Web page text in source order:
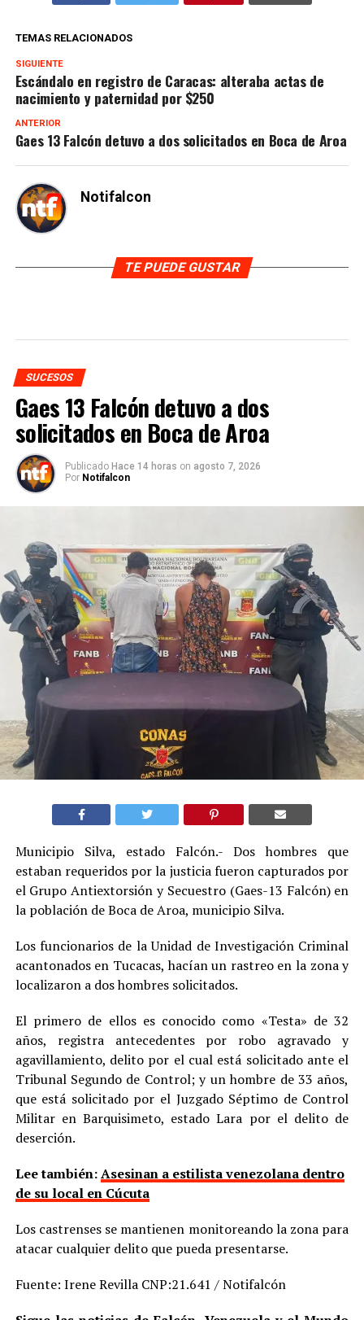
TEMAS RELACIONADOS
SIGUIENTE
Escándalo en registro de Caracas: alteraba actas de
nacimiento y paternidad por $250
ANTERIOR
Gaes 13 Falcón detuvo a dos solicitados en Boca de Aroa
Notifalcon
TE PUEDE GUSTAR
SUCESOS
Gaes 13 Falcón detuvo a dos
solicitados en Boca de Aroa
Publicado Hace 14 horas on agosto 7, 2026
Por Notifalcon
Municipio Silva, estado Falcón.- Dos hombres que
estaban requeridos por la justicia fueron capturados por
el Grupo Antiextorsión y Secuestro (Gaes-13 Falcón) en
la población de Boca de Aroa, municipio Silva.
Los funcionarios de la Unidad de Investigación Criminal
acantonados en Tucacas, hacían un rastreo en la zona y
localizaron a dos hombres solicitados.
El primero de ellos es conocido como «Testa» de 32
años, registra antecedentes por robo agravado y
agavillamiento, delito por el cual está solicitado ante el
Tribunal Segundo de Control; y un hombre de 33 años,
que está solicitado por el Juzgado Séptimo de Control
Militar en Barquisimeto, estado Lara por el delito de
deserción.
Lee también:Asesinan a estilista venezolana dentro
de su local en Cúcuta
Los castrenses se mantienen monitoreando la zona para
atacar cualquier delito que pueda presentarse.
Fuente: Irene Revilla CNP:21.641 / Notifalcón